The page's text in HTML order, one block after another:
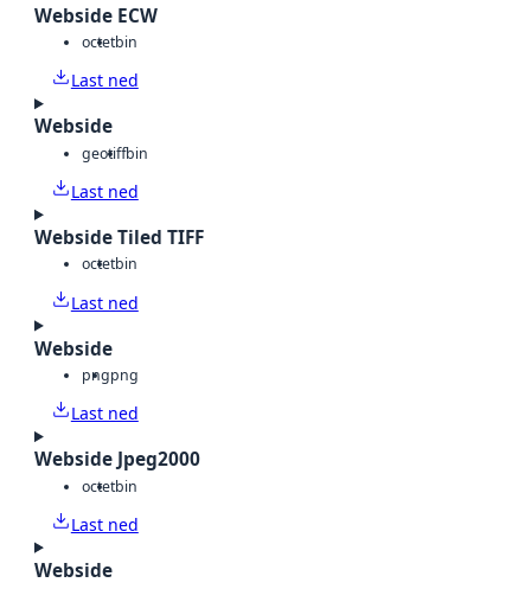
Webside ECW
octetbin
Last ned
Webside
geotiffbin
Last ned
Webside Tiled TIFF
octetbin
Last ned
Webside
pngpng
Last ned
Webside Jpeg2000
octetbin
Last ned
Webside